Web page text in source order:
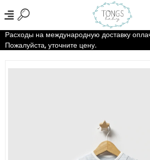
Расходы на международную доставку
Пожалуйста, уточните цену.